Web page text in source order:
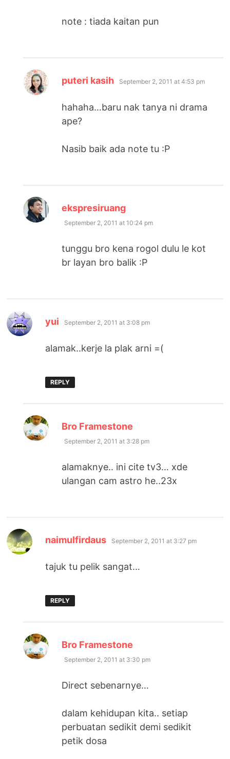
note : tiada kaitan pun
puteri kasih says:
September 2, 2011 at 4:53 pm
hahaha…baru nak tanya ni drama
ape?
Nasib baik ada note tu :P
ekspresiruang
September 2, 2011 at 10:24 pm
tunggu bro kena rogol dulu le kot
br layan bro balik :P
yui says:
September 2, 2011 at 3:08 pm
alamak..kerje la plak arni =(
REPLY
Bro Framestone
September 2, 2011 at 3:28 pm
alamaknye.. ini cite tv3… xde
ulangan cam astro he..23x
naimulfirdaus says:
September 2, 2011 at 3:27 pm
tajuk tu pelik sangat…
REPLY
Bro Framestone
September 2, 2011 at 3:30 pm
Direct sebenarnye…
dalam kehidupan kita.. setiap
perbuatan sedikit demi sedikit
petik dosa